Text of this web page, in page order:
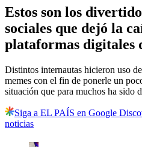
Estos son los
sociales que dejó la
plataformas digitales
Distintos internautas hicieron uso
memes con el fin de ponerle un
situación que para muchos ha sido
Siga a EL PAÍS en Google
noticias